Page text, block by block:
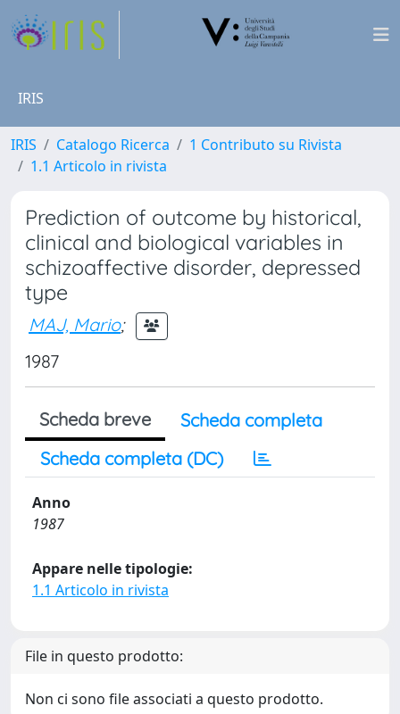
IRIS
IRIS Catalogo Ricerca
1 Contributo su Rivista
1.1 Articolo in rivista
Prediction of outcome by historical,
clinical and biological variables in
schizoaffective disorder, depressed
type
MAJ, Mario;
1987
Scheda breve
Scheda completa
Scheda completa (DC)
Anno
1987
Appare nelle tipologie:
1.1 Articolo in rivista
File in questo prodotto:
Non ci sono file associati a questo prodotto.